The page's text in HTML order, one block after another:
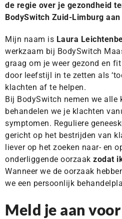
de regie over je gezondheid
BodySwitch Zuid-Limburg
Mijn naam is Laura
werkzaam bij BodySwitch
graag om je weer gezond en
door leefstijl in te zetten als
klachten af te helpen.
Bij BodySwitch nemen we alle
behandelen we je klachten
symptomen. Reguliere
gericht op het bestrijden van
liever op het zoeken naar- en
onderliggende oorzaak zodat
Wanneer we de oorzaak
we een persoonlijk
Meld je aan